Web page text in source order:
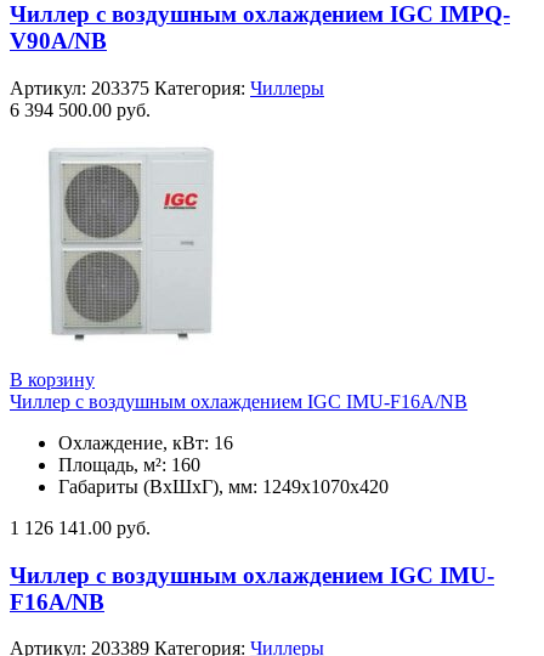
Чиллер с воздушным охлаждением IGC IMPQ-
V90A/NB
Артикул: 203375 Категория: Чиллеры
6 394 500.00 руб.
В корзину
Чиллер с воздушным охлаждением IGC IMU-F16A/NB
Охлаждение, кВт: 16
Площадь, м²: 160
Габариты (ВxШxГ), мм: 1249х1070х420
1 126 141.00 руб.
Чиллер с воздушным охлаждением IGC IMU-
F16A/NB
Артикул: 203389 Категория: Чиллеры